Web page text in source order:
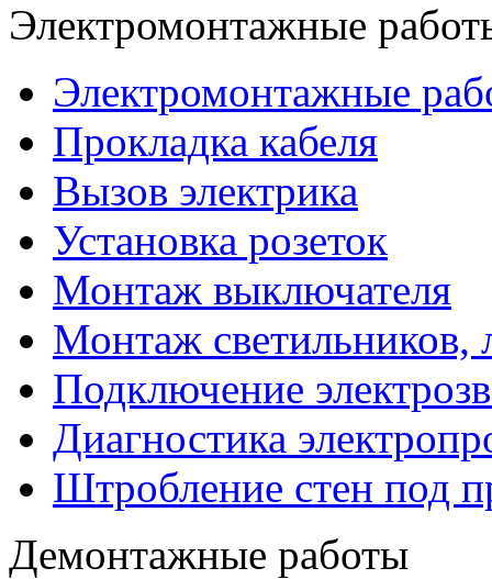
Электромонтажные
Электромонтажные
Прокладка кабеля
Вызов электрика
Установка розеток
Монтаж выключателя
Монтаж светильников,
Подключение
Диагностика
Штробление стен под
Демонтажные работы